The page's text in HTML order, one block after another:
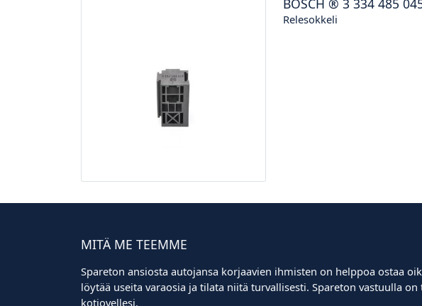
BOSCH ® 3 334 485
Relesokkeli
MITÄ ME TEEMME
Spareton ansiosta autojansa korjaavien ihmisten on helppoa ostaa
löytää useita varaosia ja tilata niitä turvallisesti. Spareton vastuulla
kotiovellesi.